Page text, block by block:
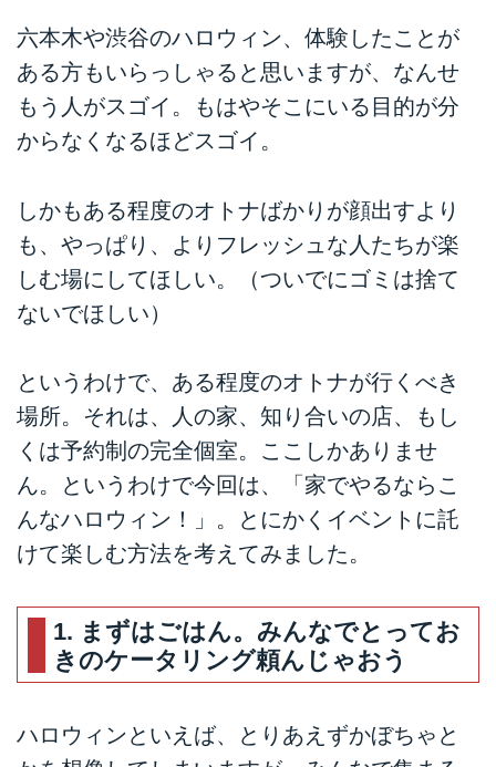
六本木や渋谷のハロウィン、体験したことが
ある方もいらっしゃると思いますが、なんせ
もう人がスゴイ。もはやそこにいる目的が分
からなくなるほどスゴイ。
しかもある程度のオトナばかりが顔出すより
も、やっぱり、よりフレッシュな人たちが楽
しむ場にしてほしい。（ついでにゴミは捨て
ないでほしい）
というわけで、ある程度のオトナが行くべき
場所。それは、人の家、知り合いの店、もし
くは予約制の完全個室。ここしかありませ
ん。というわけで今回は、「家でやるならこ
んなハロウィン！」。とにかくイベントに託
けて楽しむ方法を考えてみました。
1. まずはごはん。みんなでとってお
きのケータリング頼んじゃおう
ハロウィンといえば、とりあえずかぼちゃと